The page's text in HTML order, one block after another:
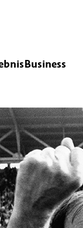
Business